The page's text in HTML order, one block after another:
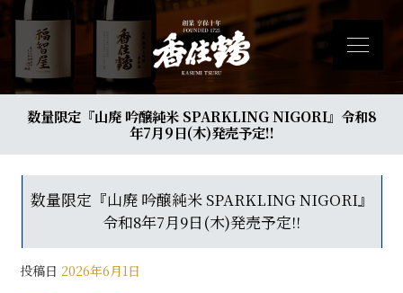
数量限定『山廃 吟醸純米 SPARKLING NIGORI』令和8
年7月9日(木)発売予定!!
数量限定『山廃 吟醸純米 SPARKLING NIGORI』
令和8年7月9日(木)発売予定!!
投稿日 2026年6月1日